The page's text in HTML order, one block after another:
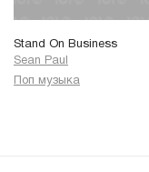
Stand On Business
Sean Paul
Поп музыка